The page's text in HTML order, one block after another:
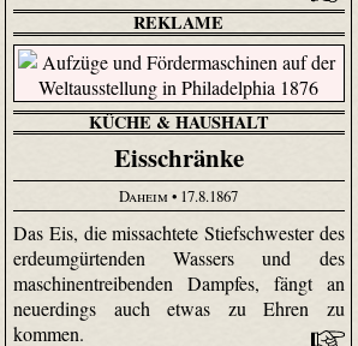
REKLAME
KÜCHE & HAUSHALT
Eisschränke
Daheim • 17.8.1867
Das Eis, die missachtete Stiefschwester des
erdeum­gürtenden Wassers und des
maschinen­treibenden Dampfes, fängt an
neuerdings auch etwas zu Ehren zu
kommen.